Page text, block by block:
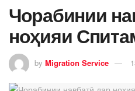
Чорабинии
ноҳияи
by Migration Service